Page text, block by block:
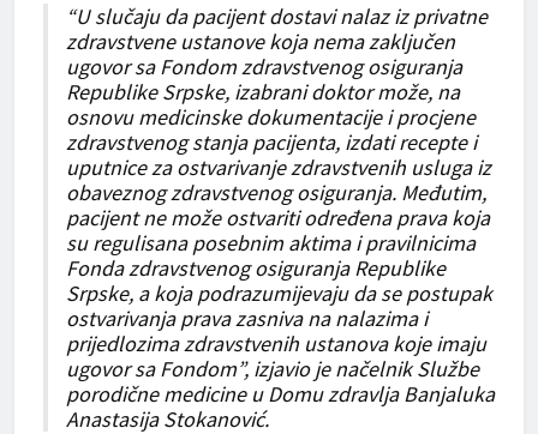
“U slučaju da pacijent dostavi nalaz iz privatne
zdravstvene ustanove koja nema zaključen
ugovor sa Fondom zdravstvenog osiguranja
Republike Srpske, izabrani doktor može, na
osnovu medicinske dokumentacije i procjene
zdravstvenog stanja pacijenta, izdati recepte i
uputnice za ostvarivanje zdravstvenih usluga iz
obaveznog zdravstvenog osiguranja. Međutim,
pacijent ne može ostvariti određena prava koja
su regulisana posebnim aktima i pravilnicima
Fonda zdravstvenog osiguranja Republike
Srpske, a koja podrazumijevaju da se postupak
ostvarivanja prava zasniva na nalazima i
prijedlozima zdravstvenih ustanova koje imaju
ugovor sa Fondom”, izjavio je načelnik Službe
porodične medicine u Domu zdravlja Banjaluka
Anastasija Stokanović.